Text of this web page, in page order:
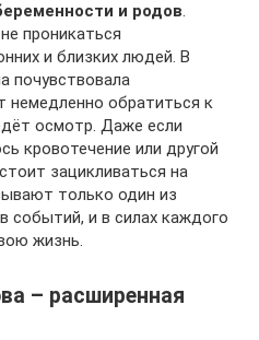
и родов.
проникаться
и близких людей. В
почувствовала
немедленно обратиться к
осмотр. Даже если
кровотечение или другой
зацикливаться на
только один из
событий, и в силах каждого
жизнь.
– расширенная